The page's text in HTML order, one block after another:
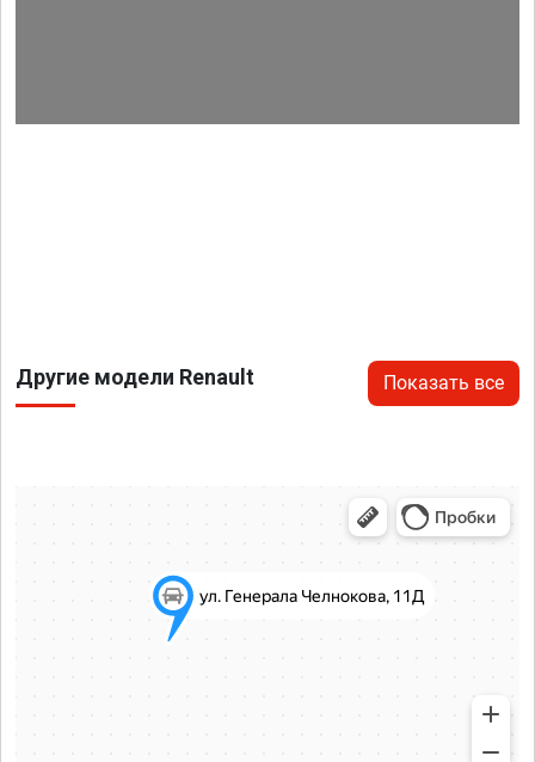
Другие модели Renault Показать все